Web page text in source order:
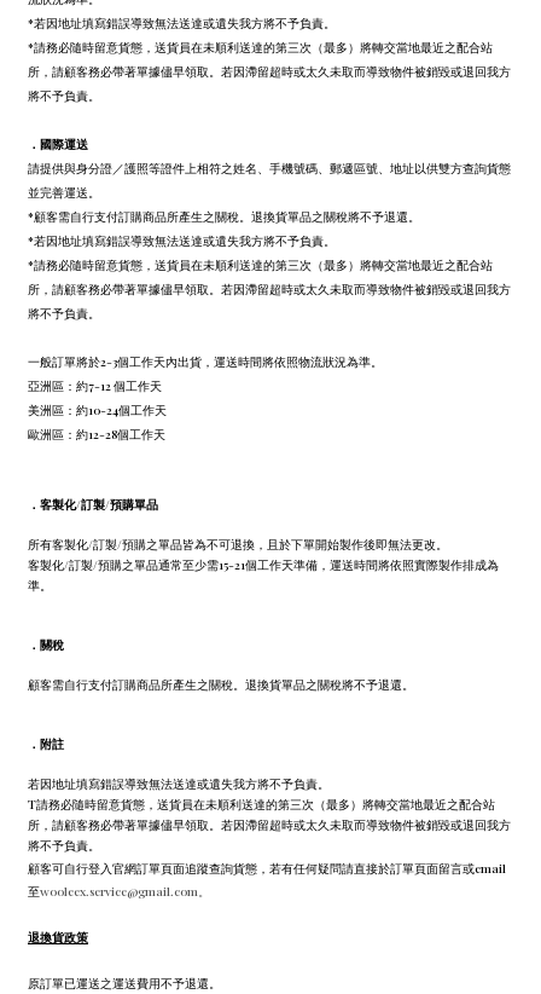
*若因地址填寫錯誤導致無法送達或遺失我方將不予負責。
*請務必隨時留意貨態，送貨員在未順利送達的第三次（最多）將轉交當地最近之配合站
所，請顧客務必帶著單據儘早領取。若因滯留超時或太久未取而導致物件被銷毀或退回我方
將不予負責。
． 國際運送
請提供與身分證／護照等證件上相符之姓名、手機號碼、郵遞區號、地址以供雙方查詢貨態
並完善運送。
*顧客需自行支付訂購商品所產生之關稅。退換貨單品之關稅將不予退還。
*若因地址填寫錯誤導致無法送達或遺失我方將不予負責。
*請務必隨時留意貨態，送貨員在未順利送達的第三次（最多）將轉交當地最近之配合站
所，請顧客務必帶著單據儘早領取。若因滯留超時或太久未取而導致物件被銷毀或退回我方
將不予負責。
一般訂單將於2-3個工作天內出貨，運送時間將依照物流狀況為準。
亞洲區：約7-12 個工作天
美洲區：約10-24個工作天
歐洲區：約12-28個工作天
． 客製化/訂製/預購單品
所有客製化/訂製/預購之單品皆為不可退換，且於下單開始製作後即無法更改。
客製化/訂製/預購之單品通常至少需15-21個工作天準備，運送時間將依照實際製作排成為
準。
． 關稅
顧客需自行支付訂購商品所產生之關稅。退換貨單品之關稅將不予退還。
． 附註
若因地址填寫錯誤導致無法送達或遺失我方將不予負責。
T請務必隨時留意貨態，送貨員在未順利送達的第三次（最多）將轉交當地最近之配合站
所，請顧客務必帶著單據儘早領取。若因滯留超時或太久未取而導致物件被銷毀或退回我方
將不予負責。
顧客可自行登入官網訂單頁面追蹤查詢貨態，若有任何疑問請直接於訂單頁面留言或email
至wooleex.service@gmail.com。
退換貨政策
原訂單已運送之運送費用不予退還。